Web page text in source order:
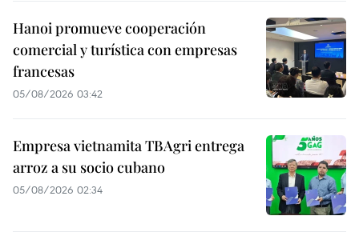
Hanoi promueve cooperación
comercial y turística con empresas
francesas
05/08/2026 03:42
Empresa vietnamita TBAgri entrega
arroz a su socio cubano
05/08/2026 02:34